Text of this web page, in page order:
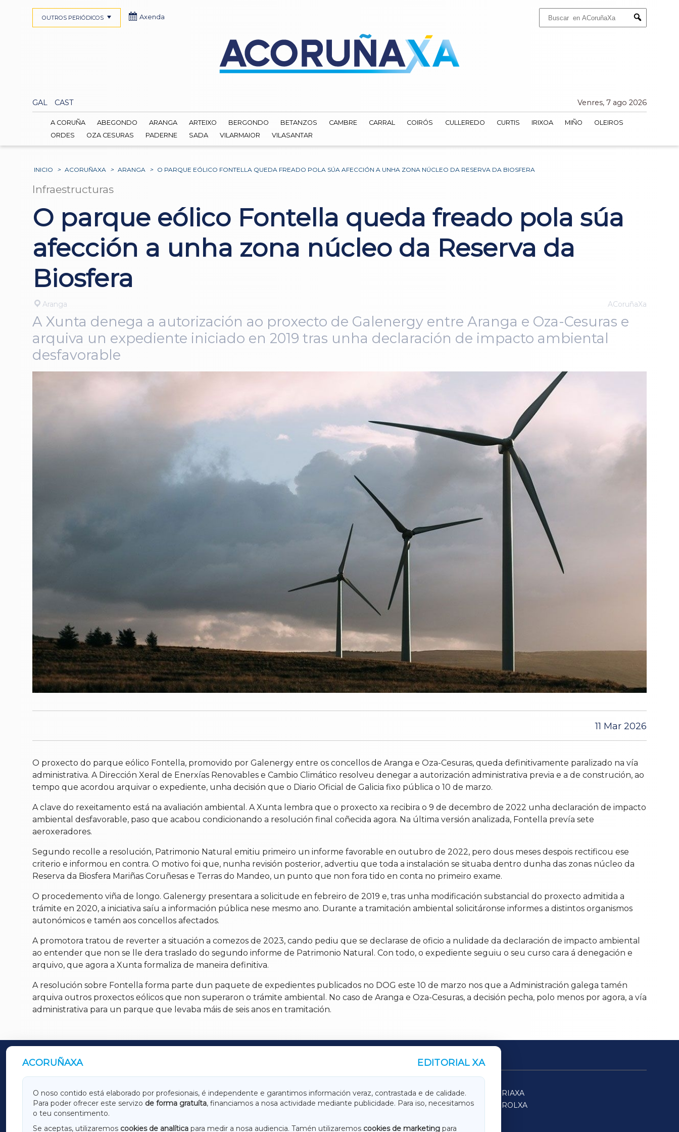
Submit
GAL CAST Venres, 7 ago 2026
OUTROS PERIÓDICOS Axenda
A CORUÑA ABEGONDO ARANGA ARTEIXO BERGONDO BETANZOS CAMBRE CARRAL COIRÓS CULLEREDO CURTIS IRIXOA MIÑO
OLEIROS
ORDES
OZA CESURAS PADERNE SADA VILARMAIOR VILASANTAR
INICIO > ACORUÑAXA > ARANGA > O PARQUE EÓLICO FONTELLA QUEDA FREADO POLA SÚA AFECCIÓN A UNHA ZONA NÚCLEO DA RESERVA DA BIOSFERA
Infraestructuras
O parque eólico Fontella queda freado pola súa
afección a unha zona núcleo da Reserva da
Biosfera
Aranga ACoruñaXa
A Xunta denega a autorización ao proxecto de Galenergy entre Aranga e Oza-Cesuras e
arquiva un expediente iniciado en 2019 tras unha declaración de impacto ambiental
desfavorable
11 Mar 2026
O proxecto do parque eólico Fontella, promovido por Galenergy entre os concellos de Aranga e Oza-Cesuras, queda definitivamente paralizado na vía
administrativa. A Dirección Xeral de Enerxías Renovables e Cambio Climático resolveu denegar a autorización administrativa previa e a de construción, ao
tempo que acordou arquivar o expediente, unha decisión que o Diario Oficial de Galicia fixo pública o 10 de marzo.
A clave do rexeitamento está na avaliación ambiental. A Xunta lembra que o proxecto xa recibira o 9 de decembro de 2022 unha declaración de impacto
ambiental desfavorable, paso que acabou condicionando a resolución final coñecida agora. Na última versión analizada, Fontella prevía sete
aeroxeradores.
Segundo recolle a resolución, Patrimonio Natural emitiu primeiro un informe favorable en outubro de 2022, pero dous meses despois rectificou ese
criterio e informou en contra. O motivo foi que, nunha revisión posterior, advertiu que toda a instalación se situaba dentro dunha das zonas núcleo da
Reserva da Biosfera Mariñas Coruñesas e Terras do Mandeo, un punto que non fora tido en conta no primeiro exame.
O procedemento viña de longo. Galenergy presentara a solicitude en febreiro de 2019 e, tras unha modificación substancial do proxecto admitida a
trámite en 2020, a iniciativa saíu a información pública nese mesmo ano. Durante a tramitación ambiental solicitáronse informes a distintos organismos
autonómicos e tamén aos concellos afectados.
A promotora tratou de reverter a situación a comezos de 2023, cando pediu que se declarase de oficio a nulidade da declaración de impacto ambiental
ao entender que non se lle dera traslado do segundo informe de Patrimonio Natural. Con todo, o expediente seguiu o seu curso cara á denegación e
arquivo, que agora a Xunta formaliza de maneira definitiva.
A resolución sobre Fontella forma parte dun paquete de expedientes publicados no DOG este 10 de marzo nos que a Administración galega tamén
arquiva outros proxectos eólicos que non superaron o trámite ambiental. No caso de Aranga e Oza-Cesuras, a decisión pecha, polo menos por agora, a vía
administrativa para un parque que levaba máis de seis anos en tramitación.
ACORUÑAXA EDITORIAL XA
O noso contido está elaborado por profesionais, é independente e garantimos información veraz, contrastada e de calidade.
Para poder ofrecer este servizo de forma gratuíta, financiamos a nosa actividade mediante publicidade. Para iso, necesitamos
o teu consentimento.
Se aceptas, utilizaremos cookies de analítica para medir a nosa audiencia. Tamén utilizaremos cookies de marketing para
OUTROS PERIÓDICOS
GALICIAXA LUGOXA TERRACHAXA
SARRIAXA
AMARIÑAXA
RIBEIRASACRAXA ACORUÑAXA
FERROLXA
OURENSEXA